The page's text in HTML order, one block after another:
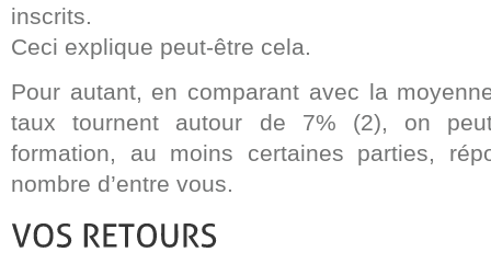
inscrits.
Ceci explique peut-être cela.
Pour autant, en comparant avec la
taux tournent autour de 7% (2), on
formation, au moins certaines parties,
nombre d’entre vous.